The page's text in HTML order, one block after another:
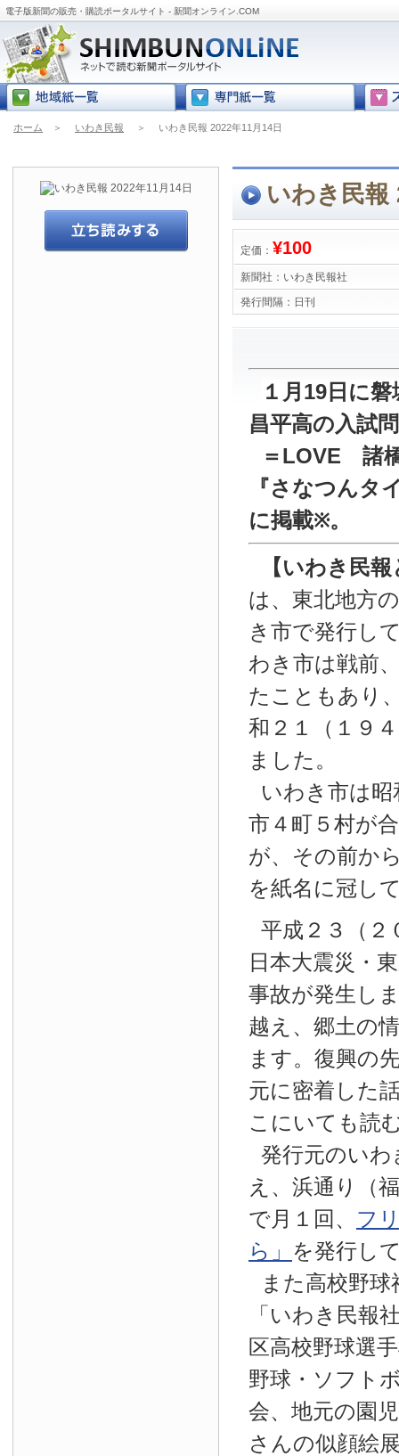
電子版新聞の販売・購読ポータルサイト - 新聞オンライン.COM
ホーム ＞ いわき民報 ＞ いわき民報 2022年11月14日
いわき民報
定価： ¥100
新聞社： いわき民報社
発行間隔： 日刊
１月19日に
昌平高の入試
＝LOVE 諸
『さなつんタ
に掲載※。
【いわき民
は、東北地方
き市で発行し
わき市は戦前
たこともあり
和２１（１９
ました。
いわき市は昭
市４町５村が
が、その前か
を紙名に冠し
平成２３（２
日本大震災・
事故が発生し
越え、郷土の
ます。復興の
元に密着した
こにいても読
発行元のいわ
え、浜通り（
で月１回、 フ
ら」 を発行し
また高校野
「いわき民報
区高校野球選
野球・ソフト
会、地元の園
さんの似顔絵